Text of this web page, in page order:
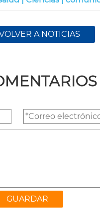
A NOTICIAS